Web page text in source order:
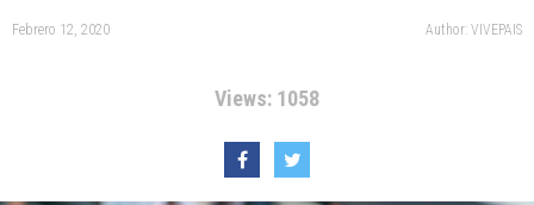
Febrero 12, 2020 Author: VIVEPAIS
Views: 1058